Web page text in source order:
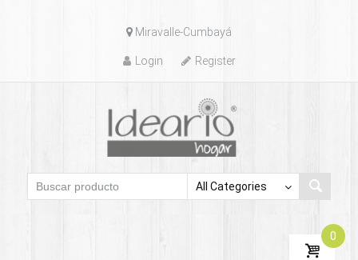
to
Miravalle-Cumbayá
Login Register
0